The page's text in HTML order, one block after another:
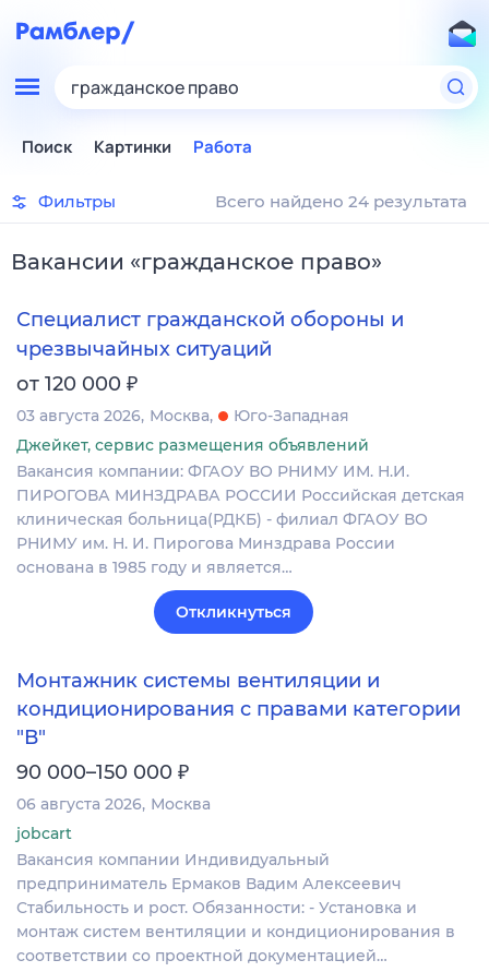
гражданское право
Поиск Картинки Работа
Фильтры Всего найдено 24 результата
Вакансии «гражданское право»
Специалист гражданской обороны и
чрезвычайных ситуаций
от 120 000 ₽
03 августа 2026 Москва
Юго-Западная
Джейкет, сервис размещения объявлений
Вакансия компании: ФГАОУ ВО РНИМУ ИМ. Н.И.
ПИРОГОВА МИНЗДРАВА РОССИИ Российская детская
клиническая больница(РДКБ) - филиал ФГАОУ ВО
РНИМУ им. Н. И. Пирогова Минздрава России
основана в 1985 году и является…
Откликнуться
Монтажник системы вентиляции и
кондиционирования с правами категории
"В"
90 000–150 000 ₽
06 августа 2026 Москва
jobcart
Вакансия компании Индивидуальный
предприниматель Ермаков Вадим Алексеевич
Стабильность и рост. Обязанности: - Установка и
монтаж систем вентиляции и кондиционирования в
соответствии со проектной документацией…